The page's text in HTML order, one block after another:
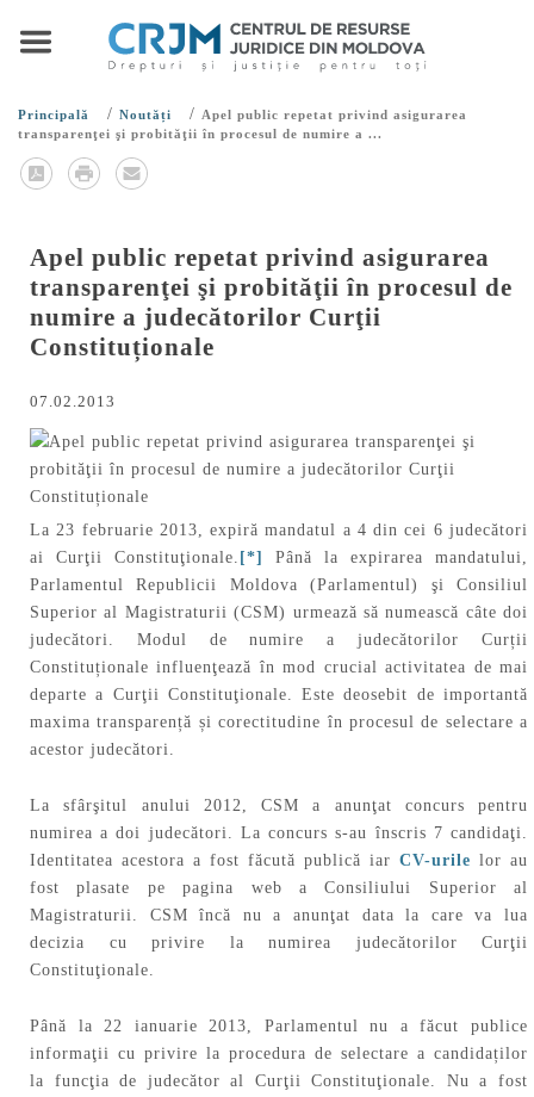
Principală / Noutăți / Apel public repetat privind asigurarea
transparenţei şi probităţii în procesul de numire a ...
Apel public repetat privind asigurarea
transparenţei şi probităţii în procesul de
numire a judecătorilor Curţii
Constituționale
07.02.2013
La 23 februarie 2013, expiră mandatul a 4 din cei 6 judecători
ai Curţii Constituţionale. [*]
Până la expirarea mandatului,
Parlamentul Republicii Moldova (Parlamentul) şi Consiliul
Superior al Magistraturii (CSM) urmează să numească câte doi
judecători. Modul de numire a judecătorilor Curții
Constituționale influenţează în mod crucial activitatea de mai
departe a Curţii Constituţionale. Este deosebit de importantă
maxima transparență și corectitudine în procesul de selectare a
acestor judecători.
La sfârşitul anului 2012, CSM a anunţat concurs pentru
numirea a doi judecători. La concurs s-au înscris 7 candidaţi.
Identitatea acestora a fost făcută publică iar CV-urile lor au
fost plasate pe pagina web a Consiliului Superior al
Magistraturii. CSM încă nu a anunţat data la care va lua
decizia cu privire la numirea judecătorilor Curţii
Constituţionale.
Până la 22 ianuarie 2013, Parlamentul nu a făcut publice
informaţii cu privire la procedura de selectare a candidaților
la funcţia de judecător al Curţii Constituţionale. Nu a fost